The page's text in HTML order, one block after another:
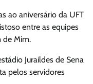
ao aniversário da UFT
entre as equipes
de Mim.
Juraildes de Sena
pelos servidores